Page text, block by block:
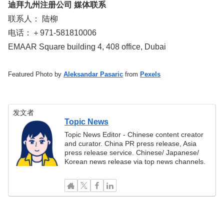
迪拜九州注册公司 媒体联系
联系人： 陆柳
电话：＋971-581810006
EMAAR Square building 4, 408 office, Dubai
Featured Photo by Aleksandar Pasaric from Pexels
发文者
Topic News
Topic News Editor - Chinese content creator
and curator. China PR press release, Asia
press release service. Chinese/ Japanese/
Korean news release via top news channels.